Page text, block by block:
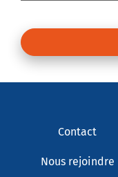
Contact
Nous rejoindre